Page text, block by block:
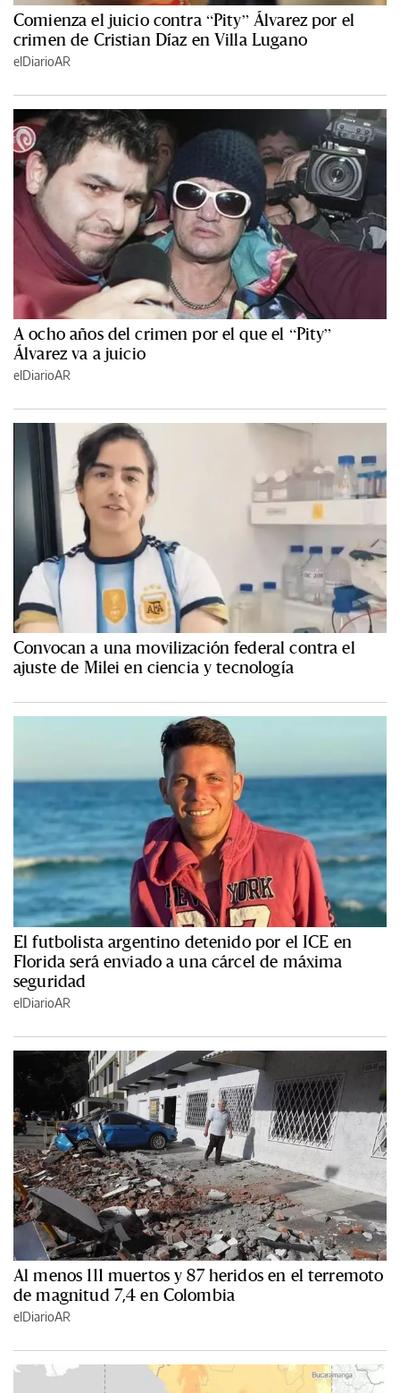
Comienza el juicio contra “Pity” Álvarez por el
crimen de Cristian Díaz en Villa Lugano
elDiarioAR
A ocho años del crimen por el que el “Pity”
Álvarez va a juicio
elDiarioAR
Convocan a una movilización federal contra el
ajuste de Milei en ciencia y tecnología
El futbolista argentino detenido por el ICE en
Florida será enviado a una cárcel de máxima
seguridad
elDiarioAR
Al menos 111 muertos y 87 heridos en el terremoto
de magnitud 7,4 en Colombia
elDiarioAR